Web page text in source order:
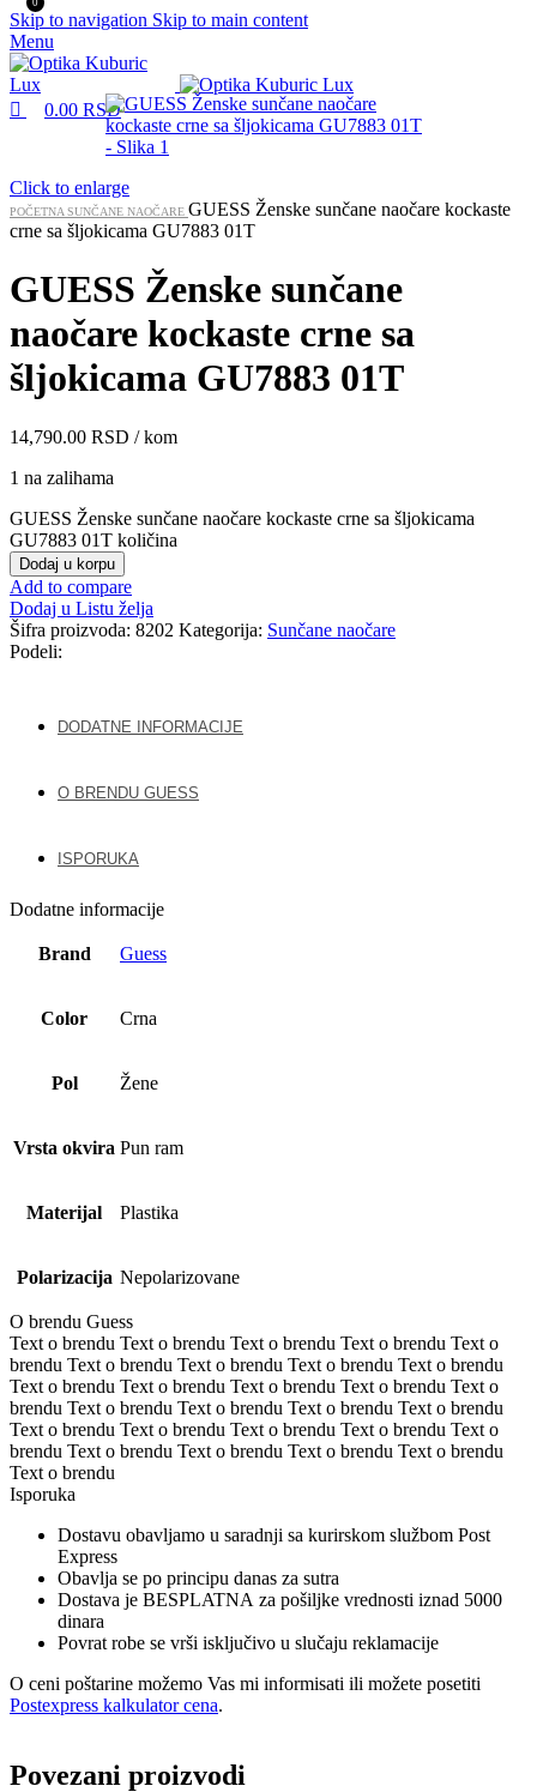
Skip to navigation Skip to main content
Menu
0
0.00 RSD
Click to enlarge
POČETNA SUNČANE NAOČARE GUESS Ženske sunčane naočare kockaste
crne sa šljokicama GU7883 01T
GUESS Ženske sunčane
naočare kockaste crne sa
šljokicama GU7883 01T
14,790.00 RSD / kom
1 na zalihama
GUESS Ženske sunčane naočare kockaste crne sa šljokicama
GU7883 01T količina
Dodaj u korpu
Add to compare
Dodaj u Listu želja
Šifra proizvoda: 8202 Kategorija: Sunčane naočare
Podeli:
DODATNE INFORMACIJE
O BRENDU GUESS
ISPORUKA
Dodatne informacije
Brand Guess
Color Crna
Pol Žene
Vrsta okvira Pun ram
Materijal Plastika
Polarizacija Nepolarizovane
O brendu Guess
Text o brendu Text o brendu Text o brendu Text o brendu Text o
brendu Text o brendu Text o brendu Text o brendu Text o brendu
Text o brendu Text o brendu Text o brendu Text o brendu Text o
brendu Text o brendu Text o brendu Text o brendu Text o brendu
Text o brendu Text o brendu Text o brendu Text o brendu Text o
brendu Text o brendu Text o brendu Text o brendu Text o brendu
Text o brendu
Isporuka
Dostavu obavljamo u saradnji sa kurirskom službom Post
Express
Obavlja se po principu danas za sutra
Dostava je BESPLATNA za pošiljke vrednosti iznad 5000
dinara
Povrat robe se vrši isključivo u slučaju reklamacije
O ceni poštarine možemo Vas mi informisati ili možete posetiti
Postexpress kalkulator cena.
Povezani proizvodi